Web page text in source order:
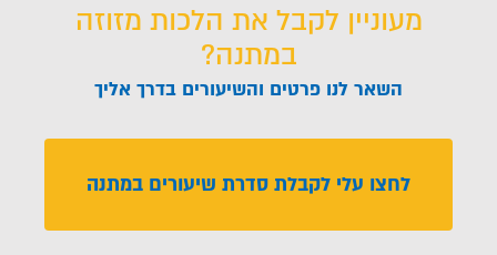
מעוניין לקבל את הלכות מזוזה
במתנה?
השאר לנו פרטים והשיעורים בדרך אליך
לחצו עלי לקבלת סדרת שיעורים במתנה